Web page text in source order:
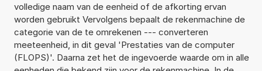
volledige naam van de eenheid of de afkorting ervan
worden gebruikt Vervolgens bepaalt de rekenmachine de
categorie van de te omrekenen --- converteren
meeteenheid, in dit geval 'Prestaties van de computer
(FLOPS)'. Daarna zet het de ingevoerde waarde om in alle